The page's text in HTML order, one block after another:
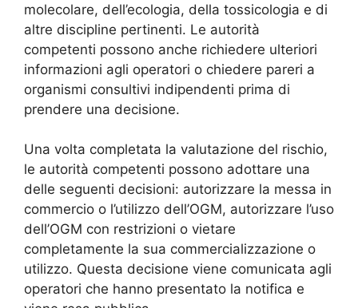
molecolare, dell’ecologia, della tossicologia e di
altre discipline pertinenti. Le autorità
competenti possono anche richiedere ulteriori
informazioni agli operatori o chiedere pareri a
organismi consultivi indipendenti prima di
prendere una decisione.
Una volta completata la valutazione del rischio,
le autorità competenti possono adottare una
delle seguenti decisioni: autorizzare la messa in
commercio o l’utilizzo dell’OGM, autorizzare l’uso
dell’OGM con restrizioni o vietare
completamente la sua commercializzazione o
utilizzo. Questa decisione viene comunicata agli
operatori che hanno presentato la notifica e